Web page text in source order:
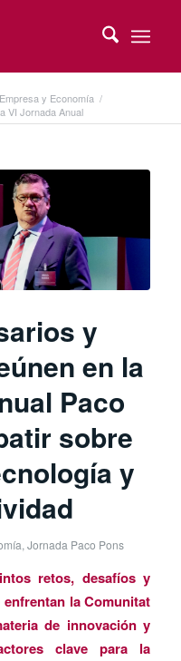
Empresa y Economía /
VI Jornada Anual
y
en la
Paco
sobre
y
, Jornada Paco Pons
retos, desafíos y
la Comunitat
de innovación y
clave para la